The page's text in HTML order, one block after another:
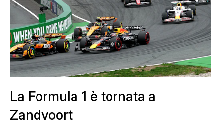
progettazione, statica e montaggio, a
causa delle difficili condizioni del sito
tra le dune e degli elevati requisiti
tecnici delle strutture.
La Formula 1 è tornata a
Zandvoort